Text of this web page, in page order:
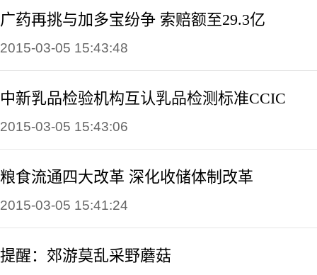
广药再挑与加多宝纷争 索赔额至29.3亿
2015-03-05 15:43:48
中新乳品检验机构互认乳品检测标准CCIC
2015-03-05 15:43:06
粮食流通四大改革 深化收储体制改革
2015-03-05 15:41:24
提醒：郊游莫乱采野蘑菇